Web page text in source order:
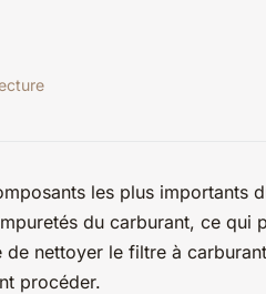
les plus importants
du carburant, ce qui
de nettoyer le filtre à
procéder.